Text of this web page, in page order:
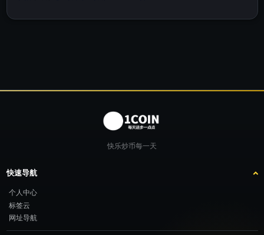
快乐炒币每一天
快速导航
个人中心
标签云
网址导航